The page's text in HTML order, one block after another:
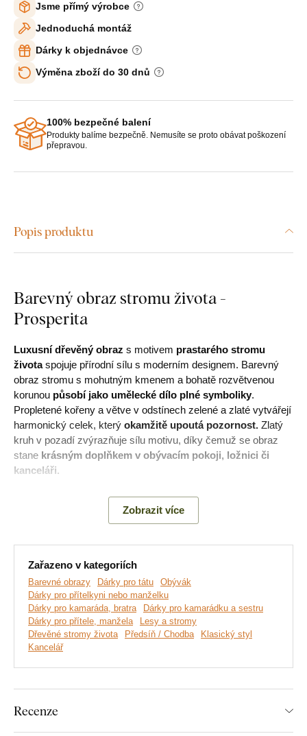
Jsme přímý výrobce
Jednoduchá montáž
Dárky k objednávce
Výměna zboží do 30 dnů
100% bezpečné balení
Produkty balíme bezpečně. Nemusíte se proto obávat poškození
přepravou.
Popis produktu
Barevný obraz stromu života -
Prosperita
Luxusní dřevěný obraz s motivem prastarého stromu
životaspojuje přírodní sílu s moderním designem. Barevný
obraz stromu s mohutným kmenem a bohatě rozvětvenou
korunou působí jako umělecké dílo plné symboliky.
Propletené kořeny a větve v odstínech zelené a zlaté vytvářejí
harmonický celek, který okamžitě upoutá pozornost. Zlatý
kruh v pozadí zvýrazňuje sílu motivu, díky čemuž se obraz
stane krásným doplňkem v obývacím pokoji, ložnici či
kanceláři.
propojení všeho živého. Kořeny představují stabilitu a rodinné
příležitosti a životní energii.
Zobrazit více
Zařazeno v kategoriích
Barevné obrazy Dárky pro tátu
Obývák
Dárky pro přítelkyni nebo manželku
Dárky pro kamaráda, bratra
Dárky pro kamarádku a sestru
Dárky pro přítele, manžela
Lesy a stromy
Dřevěné stromy života
Předsíň / Chodba
Klasický styl
Kancelář
Recenze